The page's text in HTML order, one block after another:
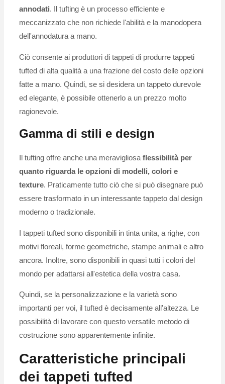
annodati. Il tufting è un processo efficiente e
meccanizzato che non richiede l'abilità e la manodopera
dell'annodatura a mano.
Ciò consente ai produttori di tappeti di produrre tappeti
tufted di alta qualità a una frazione del costo delle opzioni
fatte a mano. Quindi, se si desidera un tappeto durevole
ed elegante, è possibile ottenerlo a un prezzo molto
ragionevole.
Gamma di stili e design
Il tufting offre anche una meravigliosa flessibilità per
quanto riguarda le opzioni di modelli, colori e
texture. Praticamente tutto ciò che si può disegnare può
essere trasformato in un interessante tappeto dal design
moderno o tradizionale.
I tappeti tufted sono disponibili in tinta unita, a righe, con
motivi floreali, forme geometriche, stampe animali e altro
ancora. Inoltre, sono disponibili in quasi tutti i colori del
mondo per adattarsi all'estetica della vostra casa.
Quindi, se la personalizzazione e la varietà sono
importanti per voi, il tufted è decisamente all'altezza. Le
possibilità di lavorare con questo versatile metodo di
costruzione sono apparentemente infinite.
Caratteristiche principali
dei tappeti tufted